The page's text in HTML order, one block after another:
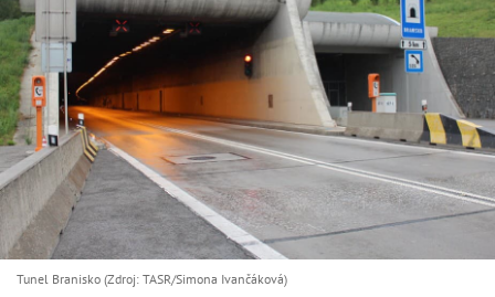
Tunel Branisko (Zdroj: TASR/Simona Ivančáková)